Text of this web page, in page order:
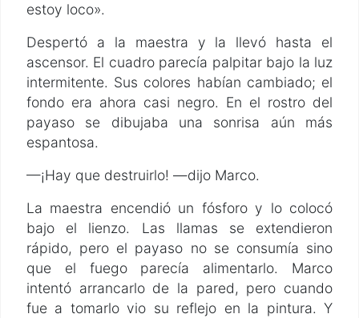
estoy loco».
Despertó a la maestra y la llevó hasta el
ascensor. El cuadro parecía palpitar bajo la luz
intermitente. Sus colores habían cambiado; el
fondo era ahora casi negro. En el rostro del
payaso se dibujaba una sonrisa aún más
espantosa.
—¡Hay que destruirlo! —dijo Marco.
La maestra encendió un fósforo y lo colocó
bajo el lienzo. Las llamas se extendieron
rápido, pero el payaso no se consumía sino
que el fuego parecía alimentarlo. Marco
intentó arrancarlo de la pared, pero cuando
fue a tomarlo vio su reflejo en la pintura. Y